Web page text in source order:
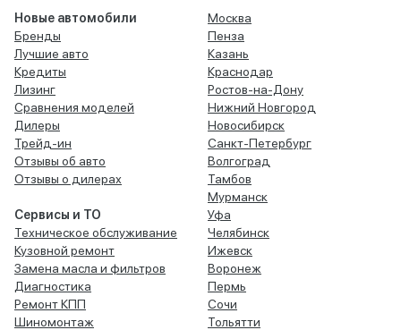
Новые автомобили
Бренды
Лучшие авто
Кредиты
Лизинг
Сравнения моделей
Дилеры
Трейд-ин
Отзывы об авто
Отзывы о дилерах
Сервисы и ТО
Техническое обслуживание
Кузовной ремонт
Замена масла и фильтров
Диагностика
Ремонт КПП
Шиномонтаж
Москва
Пенза
Казань
Краснодар
Ростов-на-Дону
Нижний Новгород
Новосибирск
Санкт-Петербург
Волгоград
Тамбов
Мурманск
Уфа
Челябинск
Ижевск
Воронеж
Пермь
Сочи
Тольятти